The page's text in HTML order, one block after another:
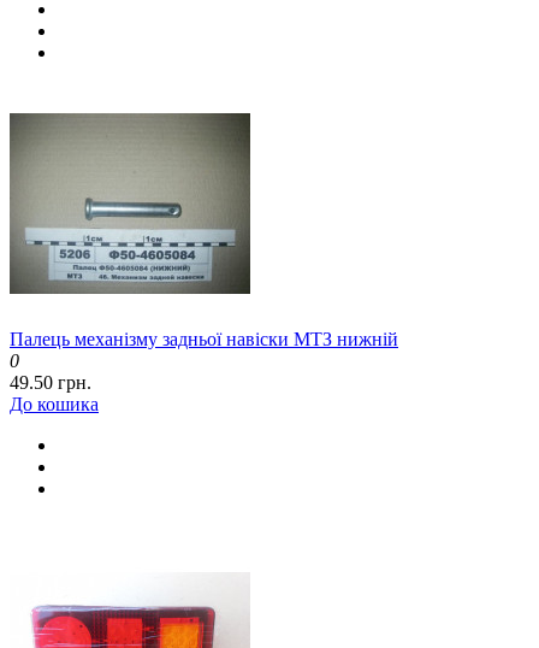
Палець механізму задньої навіски МТЗ нижній
0
49.50 грн.
До кошика